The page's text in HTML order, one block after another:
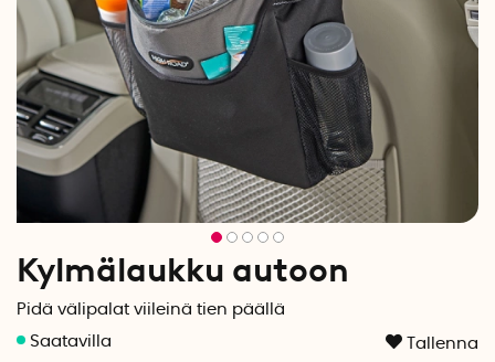
Kylmälaukku autoon
Pidä välipalat viileinä tien päällä
Tallenna